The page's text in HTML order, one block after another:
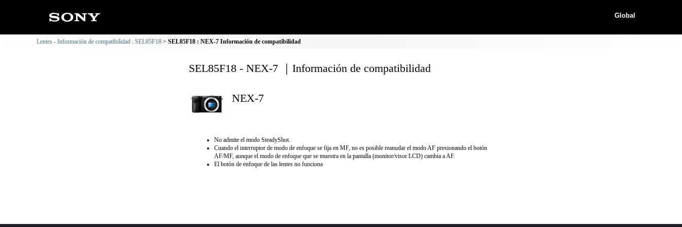
Global
Lentes - Información de compatibilidad : SEL85F18 SEL85F18 : NEX-7 Información de compatibilidad
SEL85F18 - NEX-7 ｜Información de compatibilidad
NEX-7
No admite el modo SteadyShot.
Cuando el interruptor de modo de enfoque se fija en MF, no es posible reanudar el modo AF presionando el botón
AF/MF, aunque el modo de enfoque que se muestra en la pantalla (monitor/visor LCD) cambia a AF.
El botón de enfoque de las lentes no funciona